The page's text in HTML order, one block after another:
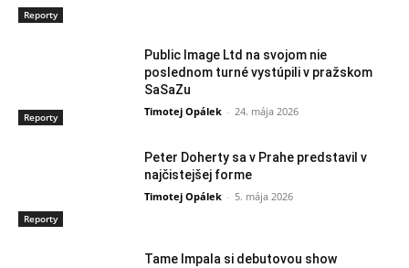
Reporty
Reporty
Public Image Ltd na svojom nie
poslednom turné vystúpili v pražskom
SaSaZu
Timotej Opálek - 24. mája 2026
Reporty
Peter Doherty sa v Prahe predstavil v
najčistejšej forme
Timotej Opálek - 5. mája 2026
Tame Impala si debutovou show